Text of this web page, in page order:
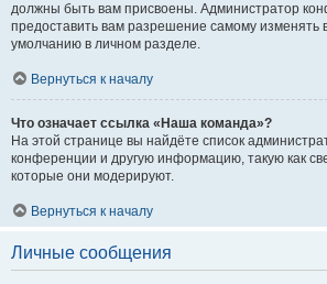
должны быть вам присвоены. Администратор
предоставить вам разрешение самому изменять
умолчанию в личном разделе.
Вернуться к началу
Что означает ссылка «Наша команда»?
На этой странице вы найдёте список
конференции и другую информацию, такую как
которые они модерируют.
Вернуться к началу
Личные сообщения